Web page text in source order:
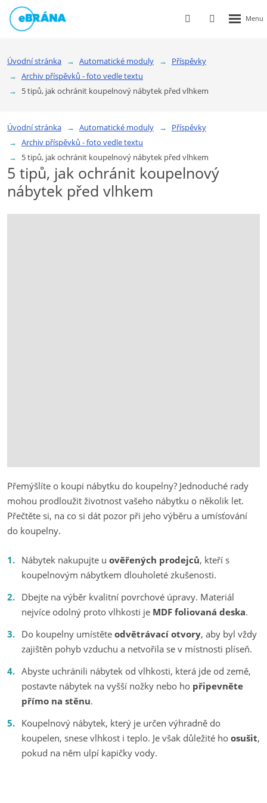
Vyhledávání
Přihlášení
Úvodní stránka Automatické moduly
Příspěvky
Archiv příspěvků - foto vedle textu
5 tipů, jak ochránit koupelnový nábytek před vlhkem
Úvodní stránka Automatické moduly
Příspěvky
Archiv příspěvků - foto vedle textu
5 tipů, jak ochránit koupelnový nábytek před vlhkem
5 tipů, jak ochránit koupelnový
nábytek před vlhkem
Přemýšlíte o koupi nábytku do koupelny? Jednoduché rady
mohou prodloužit životnost vašeho nábytku o několik let.
Přečtěte si, na co si dát pozor při jeho výběru a umísťování
do koupelny.
Nábytek nakupujte u ověřených prodejců, kteří s
koupelnovým nábytkem dlouholeté zkušenosti.
Dbejte na výběr kvalitní povrchové úpravy. Materiál
nejvíce odolný proto vlhkosti je MDF foliovaná deska.
Do koupelny umístěte odvětrávací otvory, aby byl vždy
zajištěn pohyb vzduchu a netvořila se v místnosti plíseň.
Abyste uchránili nábytek od vlhkosti, která jde od země,
postavte nábytek na vyšší nožky nebo ho připevněte
přímo na stěnu.
Koupelnový nábytek, který je určen výhradně do
koupelen, snese vlhkost i teplo. Je však důležité ho osušit,
pokud na něm ulpí kapičky vody.